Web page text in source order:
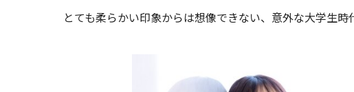
とても柔らかい印象からは想像できない、意外な大学生